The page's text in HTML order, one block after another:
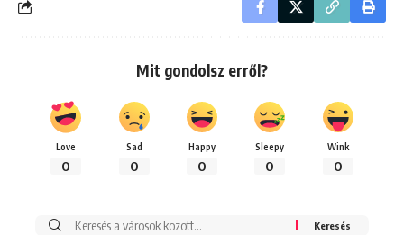
Mit gondolsz erről?
Love
0
Sad
0
Happy
0
Sleepy
0
Wink
0
Keresés: